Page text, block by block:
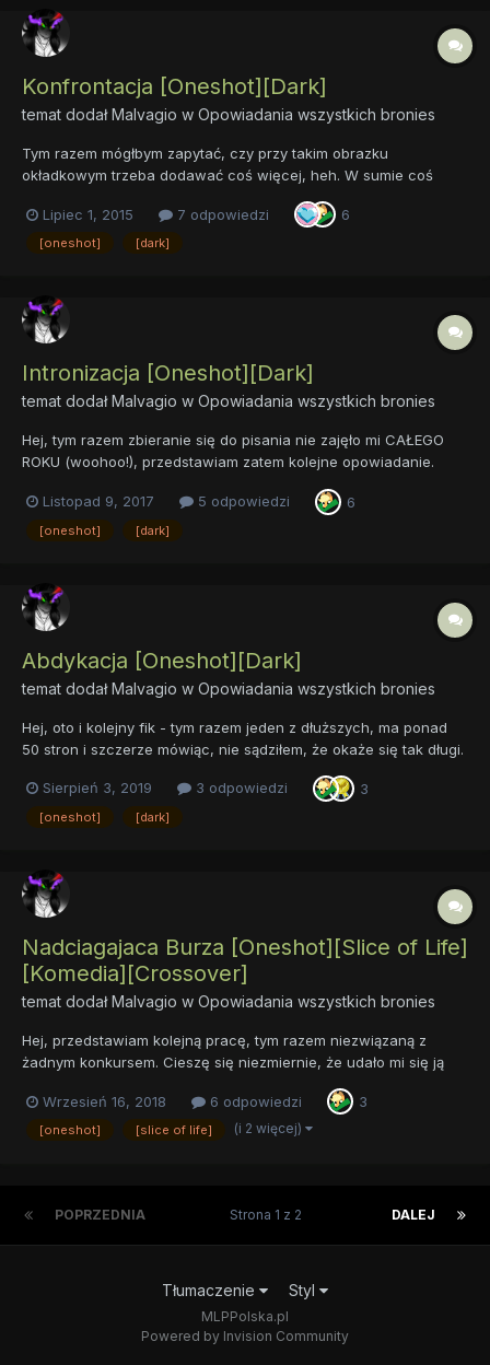
Konfrontacja [Oneshot][Dark]
temat dodałMalvagio w Opowiadania wszystkich bronies
Tym razem mógłbym zapytać, czy przy takim obrazku
okładkowym trzeba dodawać coś więcej, heh. W sumie coś
opowiadania Delirium pośrednio wiąże się też z pierwszą
zamieszczoną przeze mnie na forum pracą, czyli Pościgiem...
Lipiec 1, 2015 7 odpowiedzi 6
[oneshot] [dark]
Intronizacja [Oneshot][Dark]
temat dodałMalvagio w Opowiadania wszystkich bronies
Hej, tym razem zbieranie się do pisania nie zajęło mi CAŁEGO
ROKU (woohoo!), przedstawiam zatem kolejne opowiadanie.
BARDZO dawna i cieszę się, że w końcu udało mi się go
zrealizować. Tytuł: Intronizacja Tagi: [Onesho...
Listopad 9, 2017 5 odpowiedzi 6
[oneshot] [dark]
Abdykacja [Oneshot][Dark]
temat dodałMalvagio w Opowiadania wszystkich bronies
Hej, oto i kolejny fik - tym razem jeden z dłuższych, ma ponad
50 stron i szczerze mówiąc, nie sądziłem, że okaże się tak długi.
dawna - to znaczy od zakończenia komiksowego arcu (jeszcze
w wydaniu angielskim) poświęconemu Lustrzanej Equestr...
Sierpień 3, 2019 3 odpowiedzi 3
[oneshot] [dark]
Nadciagajaca Burza [Oneshot][Slice of Life]
[Komedia][Crossover]
temat dodałMalvagio w Opowiadania wszystkich bronies
Hej, przedstawiam kolejną pracę, tym razem niezwiązaną z
żadnym konkursem. Cieszę się niezmiernie, że udało mi się ją
Celciokonkurs, a z wracaniem do porzuconych pomysłów bywa
różnie. Tak czy inaczej, postanowiłem tym razem dać trochę
Wrzesień 16, 2018 6 odpowiedzi 3
[oneshot] [slice of life] (i 2 więcej)
POPRZEDNIA DALEJ
Strona 1 z 2
Tłumaczenie Styl
MLPPolska.pl
Powered by Invision Community